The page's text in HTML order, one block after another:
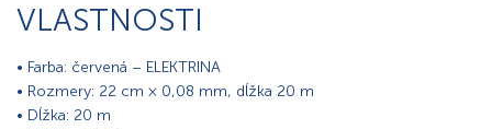
VLASTNOSTI
• Farba: červená – ELEKTRINA
• Rozmery: 22 cm × 0,08 mm, dĺžka 20 m
• Dĺžka: 20 m